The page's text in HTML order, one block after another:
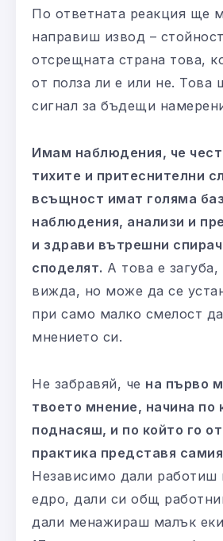
По ответната реакция ще
направиш извод –
отсрещната страна това,
от полза ли е или не. Това
сигнал за бъдещи
Имам наблюдения, че
тихите и притеснителни
всъщност имат голяма
наблюдения, анализи и
и здрави вътрешни
споделят. А това е загуба,
вижда, но може да се
при само малко смелост
мнението си.
Не забравяй, че на първо
твоето мнение, начина по
поднасяш, и по който го
практика представя
Независимо дали работиш
едро, дали си общ
дали менажираш малък